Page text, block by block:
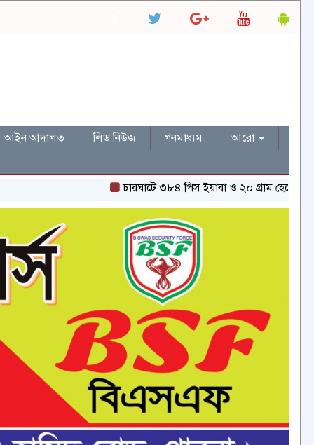
আইন আদালত লিড নিউজ গনমাধ্যম
আরো
চারঘাটে ৩৮৪ পিস ইয়াবা ও ২০ গ্রাম হেরোইনসহ একজন